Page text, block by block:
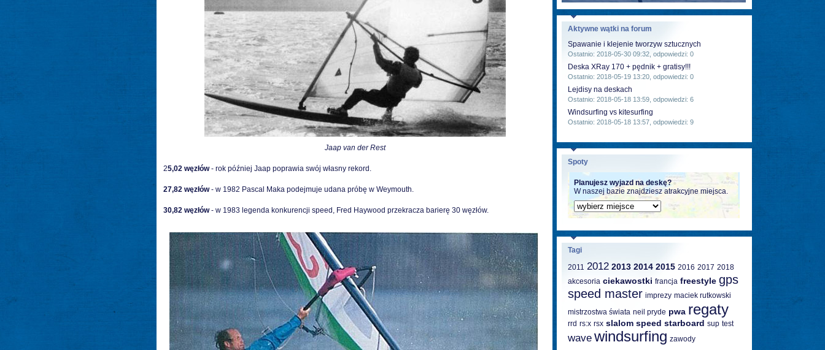
Jaap van der Rest
25,02 węzłów- rok później Jaap poprawia swój własny rekord.
27,82 węzłów- w 1982 Pascal Maka podejmuje udana próbę w Weymouth.
30,82 węzłów- w 1983 legenda konkurencji speed, Fred Haywood przekracza barierę 30 węzłów.
Aktywne wątki na forum
Spawanie i klejenie tworzyw sztucznych
Ostatnio: 2018-05-30 09:32, odpowiedzi: 0
Deska XRay 170 + pędnik + gratisy!!!
Ostatnio: 2018-05-19 13:20, odpowiedzi: 0
Lejdisy na deskach
Ostatnio: 2018-05-18 13:59, odpowiedzi: 6
Windsurfing vs kitesurfing
Ostatnio: 2018-05-18 13:57, odpowiedzi: 9
Spoty
Planujesz wyjazd na deskę?
W naszej bazie znajdziesz atrakcyjne miejsca.
Tagi
2011 2012 2013 2014 2015 2016 2017 2018
akcesoria ciekawostki francja freestyle gps
speed master imprezy maciek rutkowski
mistrzostwa świata neil pryde pwa regaty
rrd rs:x rsx slalom speed starboard sup test
wave windsurfing zawody